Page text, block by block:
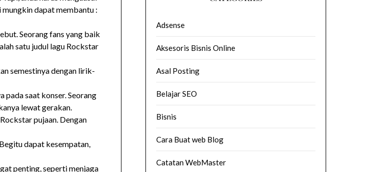
dapat membantu :
Seorang fans yang baik
satu judul lagu Rockstar
semestinya dengan lirik-
pada saat konser. Seorang
lewat gerakan.
pujaan. Dengan
dapat kesempatan,
penting, seperti menjaga
Adsense
Aksesoris Bisnis Online
Asal Posting
Belajar SEO
Bisnis
Cara Buat web Blog
Catatan WebMaster